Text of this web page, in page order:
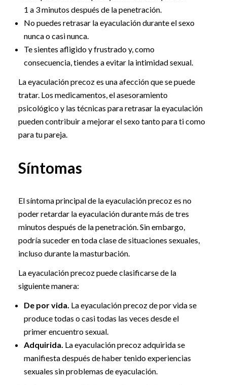
1 a 3 minutos después de la penetración.
No puedes retrasar la eyaculación durante el sexo
nunca o casi nunca.
Te sientes afligido y frustrado y, como
consecuencia, tiendes a evitar la intimidad sexual.
La eyaculación precoz es una afección que se puede
tratar. Los medicamentos, el asesoramiento
psicológico y las técnicas para retrasar la eyaculación
pueden contribuir a mejorar el sexo tanto para ti como
para tu pareja.
Síntomas
El síntoma principal de la eyaculación precoz es no
poder retardar la eyaculación durante más de tres
minutos después de la penetración. Sin embargo,
podría suceder en toda clase de situaciones sexuales,
incluso durante la masturbación.
La eyaculación precoz puede clasificarse de la
siguiente manera:
De por vida. La eyaculación precoz de por vida se
produce todas o casi todas las veces desde el
primer encuentro sexual.
Adquirida. La eyaculación precoz adquirida se
manifiesta después de haber tenido experiencias
sexuales sin problemas de eyaculación.